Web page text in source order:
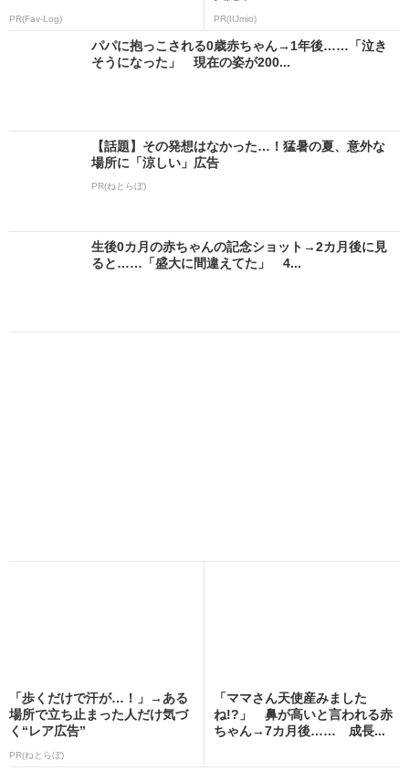
PR(Fav-Log) PR(IIJmio)
パパに抱っこされる0歳赤ちゃん→1年後……「泣き
そうになった」 現在の姿が200...
【話題】その発想はなかった…！猛暑の夏、意外な
場所に「涼しい」広告
PR(ねとらぼ)
生後0カ月の赤ちゃんの記念ショット→2カ月後に見
ると……「盛大に間違えてた」 4...
「歩くだけで汗が…！」→ある
場所で立ち止まった人だけ気づ
く“レア広告”
PR(ねとらぼ)
「ママさん天使産みました
ね!?」 鼻が高いと言われる赤
ちゃん→7カ月後…… 成長...